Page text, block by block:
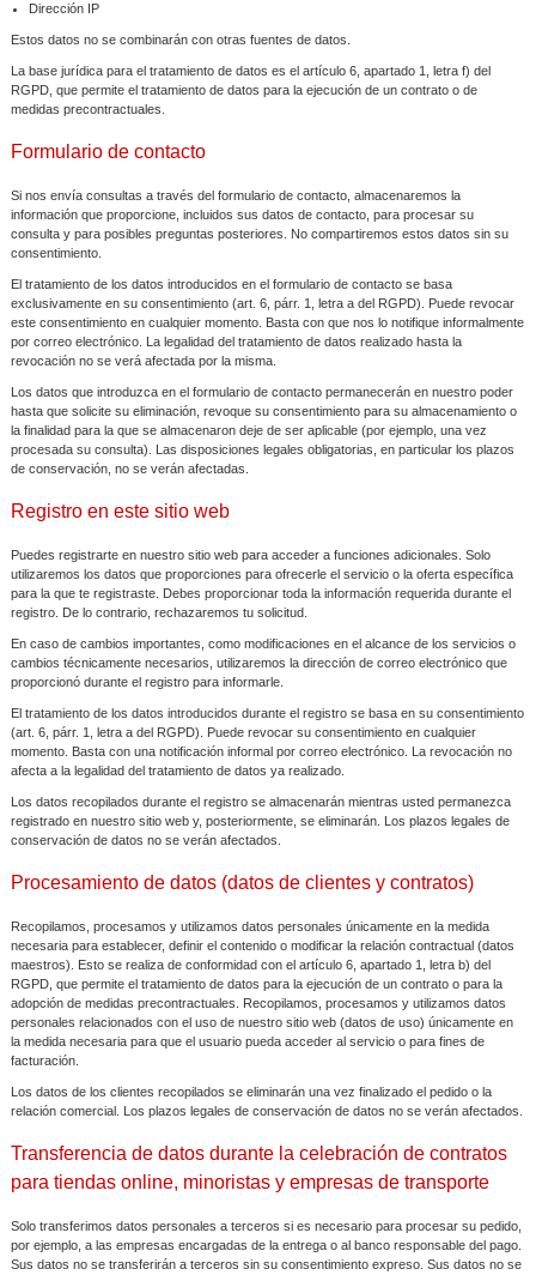
Dirección IP
Estos datos no se combinarán con otras fuentes de datos.
La base jurídica para el tratamiento de datos es el artículo 6, apartado 1, letra f) del
RGPD, que permite el tratamiento de datos para la ejecución de un contrato o de
medidas precontractuales.
Formulario de contacto
Si nos envía consultas a través del formulario de contacto, almacenaremos la
información que proporcione, incluidos sus datos de contacto, para procesar su
consulta y para posibles preguntas posteriores. No compartiremos estos datos sin su
consentimiento.
El tratamiento de los datos introducidos en el formulario de contacto se basa
exclusivamente en su consentimiento (art. 6, párr. 1, letra a del RGPD). Puede revocar
este consentimiento en cualquier momento. Basta con que nos lo notifique informalmente
por correo electrónico. La legalidad del tratamiento de datos realizado hasta la
revocación no se verá afectada por la misma.
Los datos que introduzca en el formulario de contacto permanecerán en nuestro poder
hasta que solicite su eliminación, revoque su consentimiento para su almacenamiento o
la finalidad para la que se almacenaron deje de ser aplicable (por ejemplo, una vez
procesada su consulta). Las disposiciones legales obligatorias, en particular los plazos
de conservación, no se verán afectadas.
Registro en este sitio web
Puedes registrarte en nuestro sitio web para acceder a funciones adicionales. Solo
utilizaremos los datos que proporciones para ofrecerle el servicio o la oferta específica
para la que te registraste. Debes proporcionar toda la información requerida durante el
registro. De lo contrario, rechazaremos tu solicitud.
En caso de cambios importantes, como modificaciones en el alcance de los servicios o
cambios técnicamente necesarios, utilizaremos la dirección de correo electrónico que
proporcionó durante el registro para informarle.
El tratamiento de los datos introducidos durante el registro se basa en su consentimiento
(art. 6, párr. 1, letra a del RGPD). Puede revocar su consentimiento en cualquier
momento. Basta con una notificación informal por correo electrónico. La revocación no
afecta a la legalidad del tratamiento de datos ya realizado.
Los datos recopilados durante el registro se almacenarán mientras usted permanezca
registrado en nuestro sitio web y, posteriormente, se eliminarán. Los plazos legales de
conservación de datos no se verán afectados.
Procesamiento de datos (datos de clientes y contratos)
Recopilamos, procesamos y utilizamos datos personales únicamente en la medida
necesaria para establecer, definir el contenido o modificar la relación contractual (datos
maestros). Esto se realiza de conformidad con el artículo 6, apartado 1, letra b) del
RGPD, que permite el tratamiento de datos para la ejecución de un contrato o para la
adopción de medidas precontractuales. Recopilamos, procesamos y utilizamos datos
personales relacionados con el uso de nuestro sitio web (datos de uso) únicamente en
la medida necesaria para que el usuario pueda acceder al servicio o para fines de
facturación.
Los datos de los clientes recopilados se eliminarán una vez finalizado el pedido o la
relación comercial. Los plazos legales de conservación de datos no se verán afectados.
Transferencia de datos durante la celebración de contratos
para tiendas online, minoristas y empresas de transporte
Solo transferimos datos personales a terceros si es necesario para procesar su pedido,
por ejemplo, a las empresas encargadas de la entrega o al banco responsable del pago.
Sus datos no se transferirán a terceros sin su consentimiento expreso. Sus datos no se